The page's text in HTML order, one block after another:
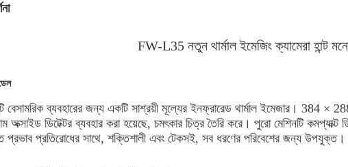
FW-L35 নতুন থার্মাল ইমেজিং ক্যামেরা হান্ট
বেসামরিক ব্যবহারের জন্য একটি সাশ্রয়ী মূল্যের ইনফ্রারেড থার্মাল ইমেজার। 384 ×
অক্সাইড ডিটেক্টর ব্যবহার করা হয়েছে, চমৎকার চিত্র তৈরি করে। পুরো মেশিনটি
প্রভাব প্রতিরোধের সাথে, শক্তিশালী এবং টেকসই, সব ধরণের পরিবেশের জন্য উপযুক্ত।